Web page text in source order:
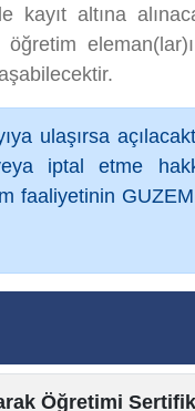
kayıt altına
öğretim
ulaşırsa
iptal etme
faaliyetinin
Öğretimi